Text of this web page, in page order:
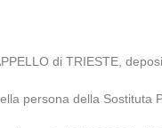
di TRIESTE,
persona della Sostituta